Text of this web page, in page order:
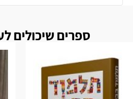
ספרים שיכולים